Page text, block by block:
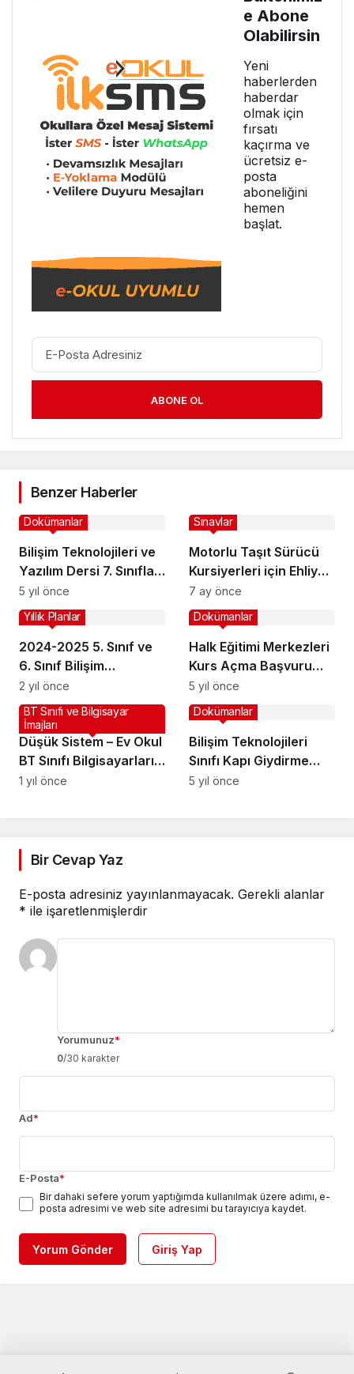
e Abone
Olabilirsin
Yeni
haberlerden
haberdar
olmak için
fırsatı
kaçırma ve
ücretsiz e-
posta
aboneliğini
hemen
başlat.
ABONE OL
Benzer Haberler
Bilişim Teknolojileri ve
Yazılım Dersi 7. Sınıflar
1. Dönem 2. Yazılı
Soruları
Dokümanlar
5 yıl önce
Motorlu Taşıt Sürücü
Kursiyerleri için Ehliyet
Sınavı e-Sınav
Denemesi
Sınavlar
7 ay önce
2024-2025 5. Sınıf ve
6. Sınıf Bilişim
Teknolojileri ve Yazılım
Dersi Yıllık Planları
Yıllık Planlar
2 yıl önce
Halk Eğitimi Merkezleri
Kurs Açma Başvuru
Adımları
Dokümanlar
5 yıl önce
Düşük Sistem – Ev Okul
BT Sınıfı Bilgisayarları
için Hazır Sistem
BT Sınıfı ve Bilgisayar
İmajları
1 yıl önce
Bilişim Teknolojileri
Sınıfı Kapı Giydirme
Afişleri (PSD)
Dokümanlar
5 yıl önce
Bir Cevap Yaz
E-posta adresiniz yayınlanmayacak. Gerekli alanlar
* ile işaretlenmişlerdir
Yorumunuz*
0/30 karakter
Ad*
E-Posta*
Bir dahaki sefere yorum yaptığımda kullanılmak üzere adımı, e-
posta adresimi ve web site adresimi bu tarayıcıya kaydet.
Yorum Gönder Giriş Yap